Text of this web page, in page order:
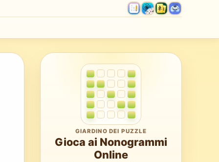
GIARDINO DEI PUZZLE
Gioca ai Nonogrammi
Online